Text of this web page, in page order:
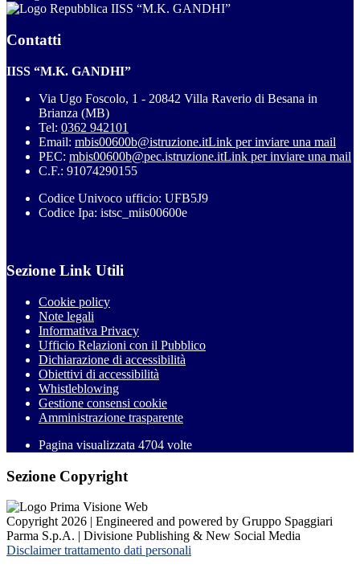
IISS “M.K. GANDHI”
Contatti
IISS “M.K. GANDHI”
Via Ugo Foscolo, 1 - 20842 Villa Raverio di Besana in
Brianza (MB)
Tel: 0362 942101
Email: mbis00600b@istruzione.itLink per inviare una mail
PEC: mbis00600b@pec.istruzione.itLink per inviare una mail
C.F.: 91074290155
Codice Univoco ufficio: UFB5J9
Codice Ipa: istsc_miis00600e
Sezione Link Utili
Cookie policy
Note legali
Informativa Privacy
Ufficio Relazioni con il Pubblico
Dichiarazione di accessibilità
Obiettivi di accessibilità
Whistleblowing
Gestione consensi cookie
Amministrazione trasparente
Pagina visualizzata 4704 volte
Sezione Copyright
Copyright 2026 | Engineered and powered by Gruppo Spaggiari
Parma S.p.A. | Divisione Publishing & New Social Media
Disclaimer trattamento dati personali